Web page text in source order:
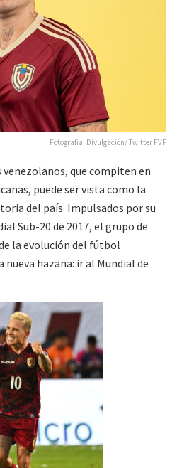
Fotografia: Divulgación/ Twitter FVF
venezolanos, que compiten en
puede ser vista como la
del país. Impulsados por su
Sub-20 de 2017, el grupo de
la evolución del fútbol
nueva hazaña: ir al Mundial de